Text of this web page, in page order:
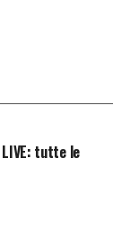
NEWS
tutte le